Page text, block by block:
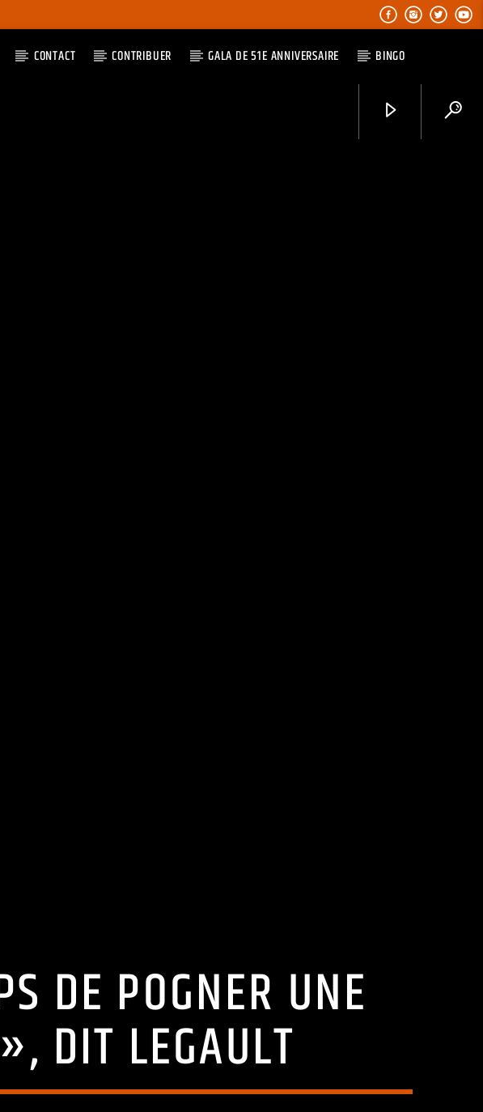
CONTACT CONTRIBUER GALA DE 51E ANNIVERSAIRE BINGO
DE POGNER UNE
DIT LEGAULT